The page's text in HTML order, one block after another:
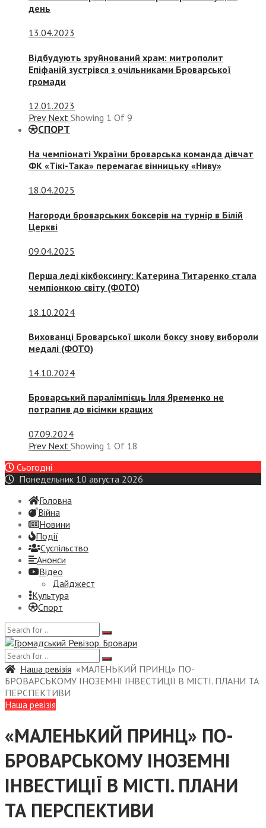
день
13.04.2023
Відбудують зруйнований храм: митрополит
Епіфаній зустрівся з очільниками Броварської
громади
12.01.2023
Prev Next Showing 1 Of 9
СПОРТ
На чемпіонаті України броварська команда дівчат
ФК «Тікі-Така» перемагає вінницьку «Ниву»
18.04.2025
Нагороди броварських боксерів на турнір в Білій
Церкві
09.04.2025
Перша леді кікбоксингу: Катерина Титаренко стала
чемпіонкою світу (ФОТО)
18.10.2024
Вихованці Броварської школи боксу знову вибороли
медалі (ФОТО)
14.10.2024
Броварський паралімпієць Ілля Яременко не
потрапив до вісімки кращих
07.09.2024
Prev Next Showing 1 Of 18
Сьогодні
Понедельник 10 августа 2026
Головна
Війна
Новини
Події
Суспiльство
Анонси
Відео
Дайджест
Культура
Спорт
Наша ревізія «МАЛЕНЬКИЙ ПРИНЦ» ПО-
БРОВАРСЬКОМУ ІНОЗЕМНІ ІНВЕСТИЦІЇ В МІСТІ. ПЛАНИ ТА
ПЕРСПЕКТИВИ
Наша ревізія
«МАЛЕНЬКИЙ ПРИНЦ» ПО-
БРОВАРСЬКОМУ ІНОЗЕМНІ
ІНВЕСТИЦІЇ В МІСТІ. ПЛАНИ
ТА ПЕРСПЕКТИВИ